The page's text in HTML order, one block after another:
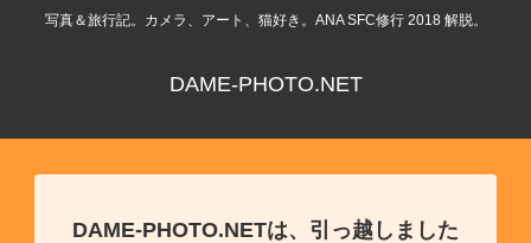
写真＆旅行記。カメラ、アート、猫好き。ANA SFC修行 2018 解脱。
DAME-PHOTO.NET
DAME-PHOTO.NETは、引っ越しました